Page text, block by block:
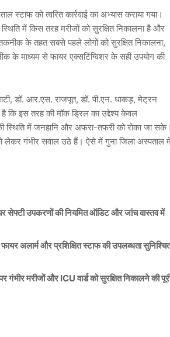
स्टाफ को त्वरित कार्रवाई का अभ्यास कराया गया।
में किस तरह मरीजों को सुरक्षित निकालना है और
के तहत सबसे पहले लोगों को सुरक्षित निकालना,
के माध्यम से फायर एक्सटिंग्विशर के सही उपयोग की
डॉ. आर.एस. राजपूत, डॉ. पी.एन. धाकड़, मेट्रन
है कि इस तरह की मॉक ड्रिल का उद्देश्य केवल
स्थिति में जनहानि और अफरा-तफरी को रोका जा सके।
लेकर गंभीर सवाल उठे हैं। ऐसे में गुना जिला अस्पताल
उपकरणों की नियमित ऑडिट और जांच वास्तव में
अलार्म और प्रशिक्षित स्टाफ की उपलब्धता
मरीजों और ICU वार्ड को सुरक्षित निकालने की